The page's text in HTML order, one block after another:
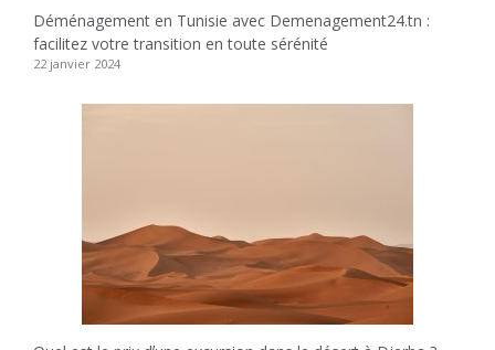
Déménagement en Tunisie avec Demenagement24.tn :
facilitez votre transition en toute sérénité
22 janvier 2024